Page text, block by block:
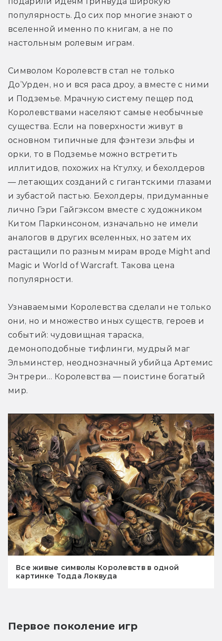
популярность. До сих пор многие знают о
вселенной именно по книгам, а не по
настольным ролевым играм.
Символом Королевств стал не только
До’Урден, но и вся раса дроу, а вместе с ними
и Подземье. Мрачную систему пещер под
Королевствами населяют самые необычные
существа. Если на поверхности живут в
основном типичные для фэнтези эльфы и
орки, то в Подземье можно встретить
иллитидов, похожих на Ктулху, и бехолдеров
— летающих созданий с гигантскими глазами
и зубастой пастью. Бехолдеры, придуманные
лично Гэри Гайгэксом вместе с художником
Китом Паркинсоном, изначально не имели
аналогов в других вселенных, но затем их
растащили по разным мирам вроде Might and
Magic и World of Warcraft. Такова цена
популярности.
Узнаваемыми Королевства сделали не только
они, но и множество иных существ, героев и
событий: чудовищная тараска,
демоноподобные тифлинги, мудрый маг
Эльминстер, неоднозначный убийца Артемис
Энтрери… Королевства — поистине богатый
мир.
Все живые символы Королевств в одной
картинке Тодда Локвуда
Первое поколение игр